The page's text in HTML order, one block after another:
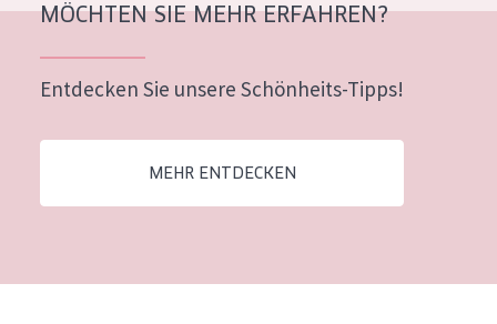
Jedes alter
MÖCHTEN SIE MEHR ERFAHREN?
Entdecken Sie unsere Schönheits-Tipps!
MEHR ENTDECKEN